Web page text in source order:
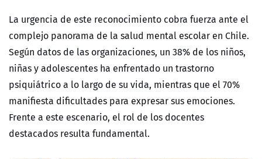
La urgencia de este reconocimiento cobra fuerza ante el
complejo panorama de la salud mental escolar en Chile.
Según datos de las organizaciones, un 38% de los niños,
niñas y adolescentes ha enfrentado un trastorno
psiquiátrico a lo largo de su vida, mientras que el 70%
manifiesta dificultades para expresar sus emociones.
Frente a este escenario, el rol de los docentes
destacados resulta fundamental.